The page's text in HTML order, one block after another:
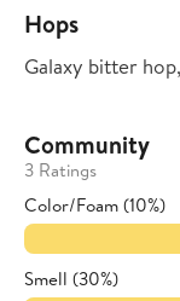
Hops
Galaxy bitter
Community
3 Ratings
Color/Foam (10%)
Smell (30%)